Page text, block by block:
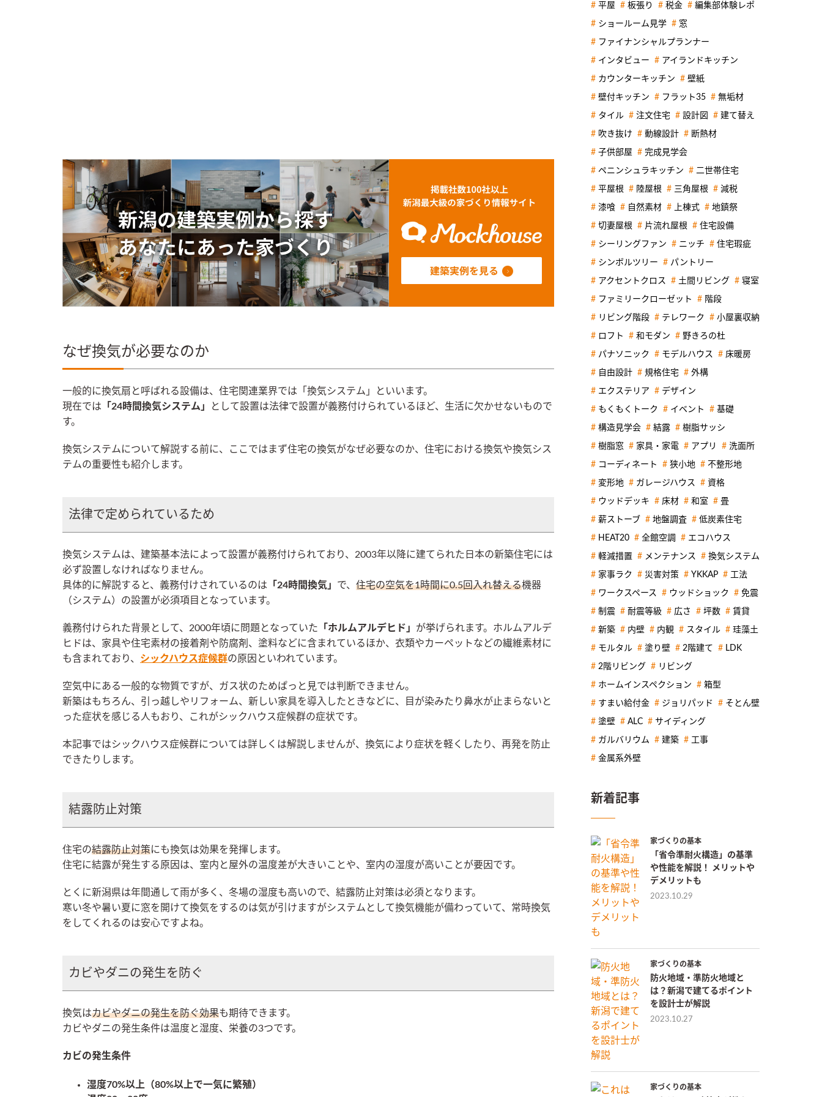
なぜ換気が必要なのか
一般的に換気扇と呼ばれる設備は、住宅関連業界では「換気システム」といいます。
現在では 「24時間換気システム」
として設置は法律で設置が義務付けられているほど、生活に欠かせないもので
す。
換気システムについて解説する前に、ここではまず住宅の換気がなぜ必要なのか、住宅における換気や換気シス
テムの重要性も紹介します。
法律で定められているため
換気システムは、建築基本法によって設置が義務付けられており、2003年以降に建てられた日本の新築住宅には
必ず設置しなければなりません。
具体的に解説すると、義務付けされているのは 「24時間換気」 で、 住宅の空気を1時間に0.5回入れ替える機器
（システム）の設置が必須項目となっています。
義務付けられた背景として、2000年頃に問題となっていた 「ホルムアルデヒド」 が挙げられます。ホルムアルデ
ヒドは、家具や住宅素材の接着剤や防腐剤、塗料などに含まれているほか、衣類やカーペットなどの繊維素材に
も含まれており、 シックハウス症候群の原因といわれています。
空気中にある一般的な物質ですが、ガス状のためぱっと見では判断できません。
新築はもちろん、引っ越しやリフォーム、新しい家具を導入したときなどに、目が染みたり鼻水が止まらないと
った症状を感じる人もおり、これがシックハウス症候群の症状です。
本記事ではシックハウス症候群については詳しくは解説しませんが、換気により症状を軽くしたり、再発を防止
できたりします。
結露防止対策
住宅の結露防止対策にも換気は効果を発揮します。
住宅に結露が発生する原因は、室内と屋外の温度差が大きいことや、室内の湿度が高いことが要因です。
とくに新潟県は年間通して雨が多く、冬場の湿度も高いので、結露防止対策は必須となります。
寒い冬や暑い夏に窓を開けて換気をするのは気が引けますがシステムとして換気機能が備わっていて、常時換気
をしてくれるのは安心ですよね。
カビやダニの発生を防ぐ
換気はカビやダニの発生を防ぐ効果も期待できます。
カビやダニの発生条件は温度と湿度、栄養の3つです。
カビの発生条件
湿度70%以上（80%以上で一気に繁殖）
平屋 板張り 税金 編集部体験レポ
ショールーム見学 窓
ファイナンシャルプランナー
インタビュー アイランドキッチン
カウンターキッチン 壁紙
壁付キッチン フラット35 無垢材
タイル 注文住宅 設計図 建て替え
吹き抜け 動線設計 断熱材
子供部屋 完成見学会
ペニンシュラキッチン 二世帯住宅
平屋根 陸屋根 三角屋根 減税
漆喰 自然素材 上棟式 地鎮祭
切妻屋根 片流れ屋根 住宅設備
シーリングファン ニッチ 住宅瑕疵
シンボルツリー パントリー
アクセントクロス 土間リビング 寝室
ファミリークローゼット 階段
リビング階段 テレワーク 小屋裏収納
ロフト 和モダン 野きろの杜
パナソニック モデルハウス 床暖房
自由設計 規格住宅 外構
エクステリア デザイン
もくもくトーク イベント 基礎
構造見学会 結露 樹脂サッシ
樹脂窓 家具・家電 アプリ 洗面所
コーディネート 狭小地 不整形地
変形地 ガレージハウス 資格
ウッドデッキ 床材 和室 畳
薪ストーブ 地盤調査 低炭素住宅
HEAT20 全館空調 エコハウス
軽減措置 メンテナンス 換気システム
家事ラク 災害対策 YKKAP 工法
ワークスペース ウッドショック 免震
制震 耐震等級 広さ 坪数 賃貸
新築 内壁 内観 スタイル 珪藻土
モルタル 塗り壁 2階建て LDK
2階リビング リビング
ホームインスペクション 箱型
すまい給付金 ジョリパッド そとん壁
塗壁 ALC サイディング
ガルバリウム 建築 工事
金属系外壁
新着記事
家づくりの基本
「省令準耐火構造」の基準
や性能を解説！ メリットや
デメリットも
2023.10.29
家づくりの基本
防火地域・準防火地域と
は？新潟で建てるポイント
を設計士が解説
2023.10.27
家づくりの基本